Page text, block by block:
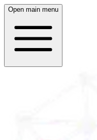
Open main menu